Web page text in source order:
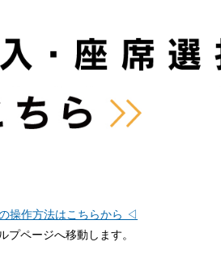
操作方法はこちらから ◁
プページへ移動します。